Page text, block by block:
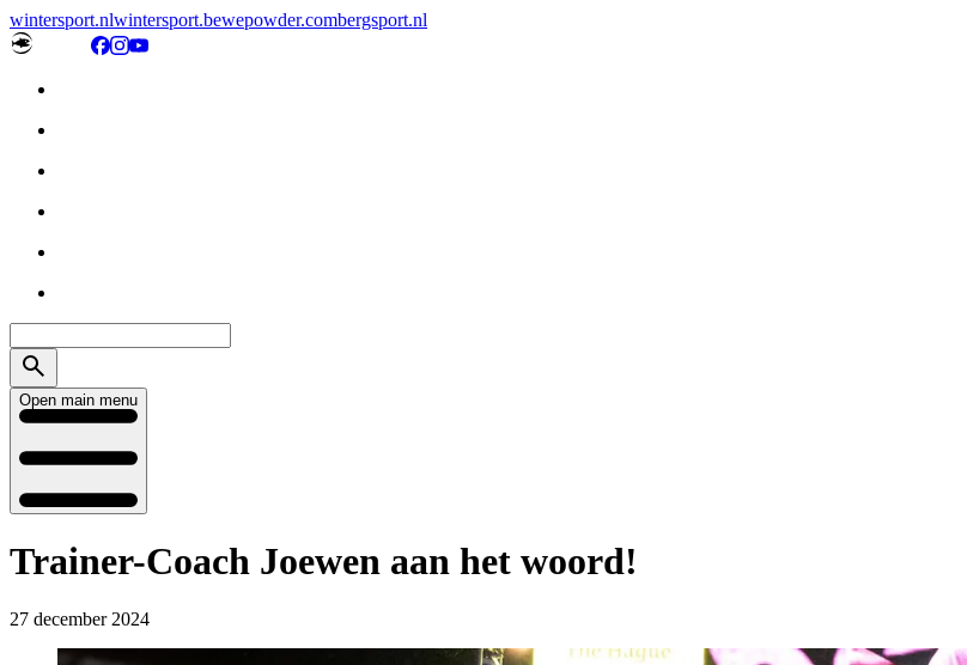
wintersport.nlwintersport.bewepowder.combergsport.nl
Open main menu
Trainer-Coach Joewen aan het woord!
27 december 2024